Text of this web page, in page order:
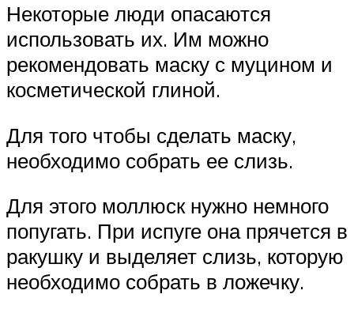
Некоторые люди опасаются
использовать их. Им можно
рекомендовать маску с муцином и
косметической глиной.
Для того чтобы сделать маску,
необходимо собрать ее слизь.
Для этого моллюск нужно немного
попугать. При испуге она прячется в
ракушку и выделяет слизь, которую
необходимо собрать в ложечку.